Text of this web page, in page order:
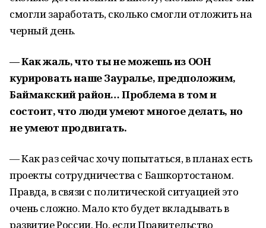
смогли заработать, сколько смогли отложить на
черный день.
— Как жаль, что ты не можешь из ООН
курировать наше Зауралье, предположим,
Баймакский район… Проблема в том и
состоит, что люди умеют многое делать, но
не умеют продвигать.
— Как раз сейчас хочу попытаться, в планах есть
проекты сотрудничества с Башкортостаном.
Правда, в связи с политической ситуацией это
очень сложно. Мало кто будет вкладывать в
развитие России. Но, если Правительство